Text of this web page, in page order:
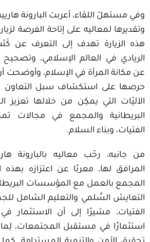
وفي مستهلّ اللقاء، أعربت البارونة
وتقديرها لمعاليه على إتاحة الفرصة
هذه الزيارة تهدف إلى التعرف عن
الريادي في العالم الإسلامي،
عن مكانة المرأة في الإسلام، وأوضحت أن
حرصها على استكشاف سبل التعاون
الآليّات التي يمكِن من خلالها تعزيز
البريطانية والمجمع في مجالات
الفتيات، وبناء السلام.
من جانبه، رحّب معاليه بالبارونة
المرافق لها، معربًا عن اعتزازه بهذه
المجمع بالعمل مع المؤسسات
التعايش السِّلمي والتعليم الشامل
الفتيات، مشيرًا إلى أن الاستثمار
استثمارًا في مستقبل المجتمعات، لِما